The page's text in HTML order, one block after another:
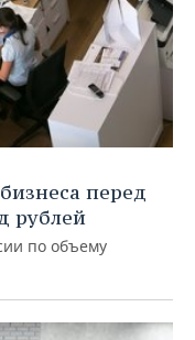
перед
рублей
по объему